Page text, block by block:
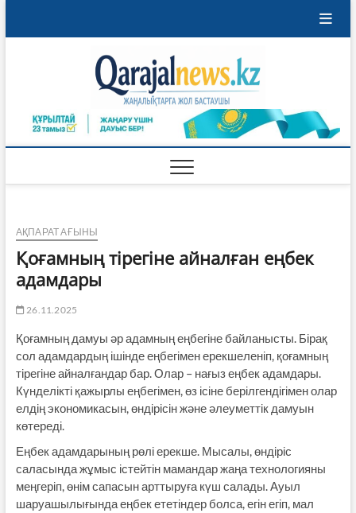
АҚПАРАТ АҒЫНЫ
Қоғамның тірегіне айналған еңбек
адамдары
26.11.2025
Қоғамның дамуы әр адамның еңбегіне байланысты. Бірақ
сол адамдардың ішінде еңбегімен ерекшеленіп, қоғамның
тірегіне айналғандар бар. Олар – нағыз еңбек адамдары.
Күнделікті қажырлы еңбегімен, өз ісіне берілгендігімен олар
елдің экономикасын, өндірісін және әлеуметтік дамуын
көтереді.
Еңбек адамдарының рөлі ерекше. Мысалы, өндіріс
саласында жұмыс істейтін мамандар жаңа технологияны
меңгеріп, өнім сапасын арттыруға күш салады. Ауыл
шаруашылығында еңбек ететіндер болса, егін егіп, мал